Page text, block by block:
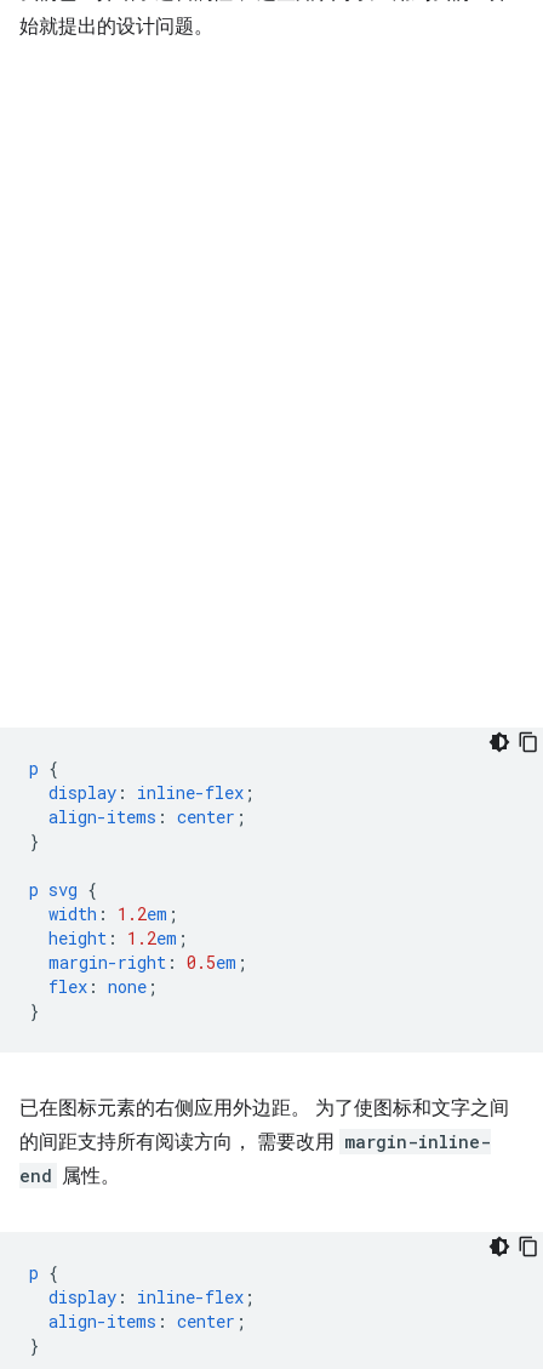
始就提出的设计问题。
p {
display : inline-flex ;
align-items : center ;
}
p svg {
width : 1.2em ;
height : 1.2em ;
margin-right : 0.5em ;
flex : none ;
}
已在图标元素的右侧应用外边距。 为了使图标和文字之间
的间距支持所有阅读方向， 需要改用 margin-inline-
end 属性。
p {
display : inline-flex ;
align-items : center ;
}